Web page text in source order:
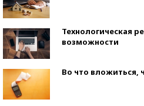
Технологическая
возможности
Во что вложиться,